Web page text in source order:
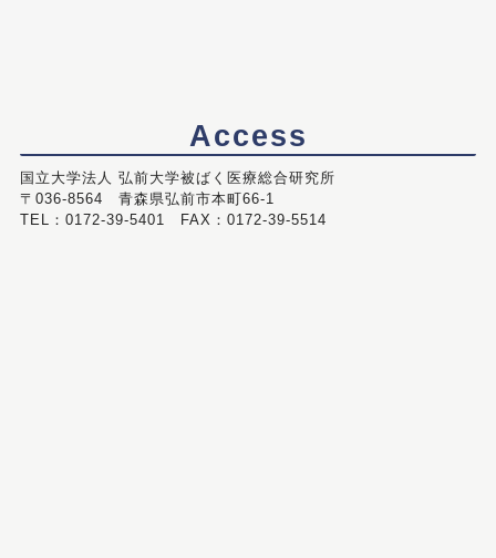
Access
国立大学法人 弘前大学被ばく医療総合研究所
〒036-8564 青森県弘前市本町66-1
TEL：0172-39-5401 FAX：0172-39-5514